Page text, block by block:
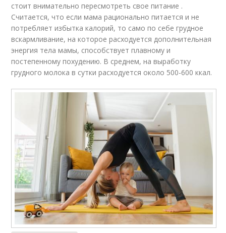
стоит внимательно пересмотреть свое питание .
Считается, что если мама рационально питается и не
потребляет избытка калорий, то само по себе грудное
вскармливание, на которое расходуется дополнительная
энергия тела мамы, способствует плавному и
постепенному похудению. В среднем, на выработку
грудного молока в сутки расходуется около 500-600 ккал.